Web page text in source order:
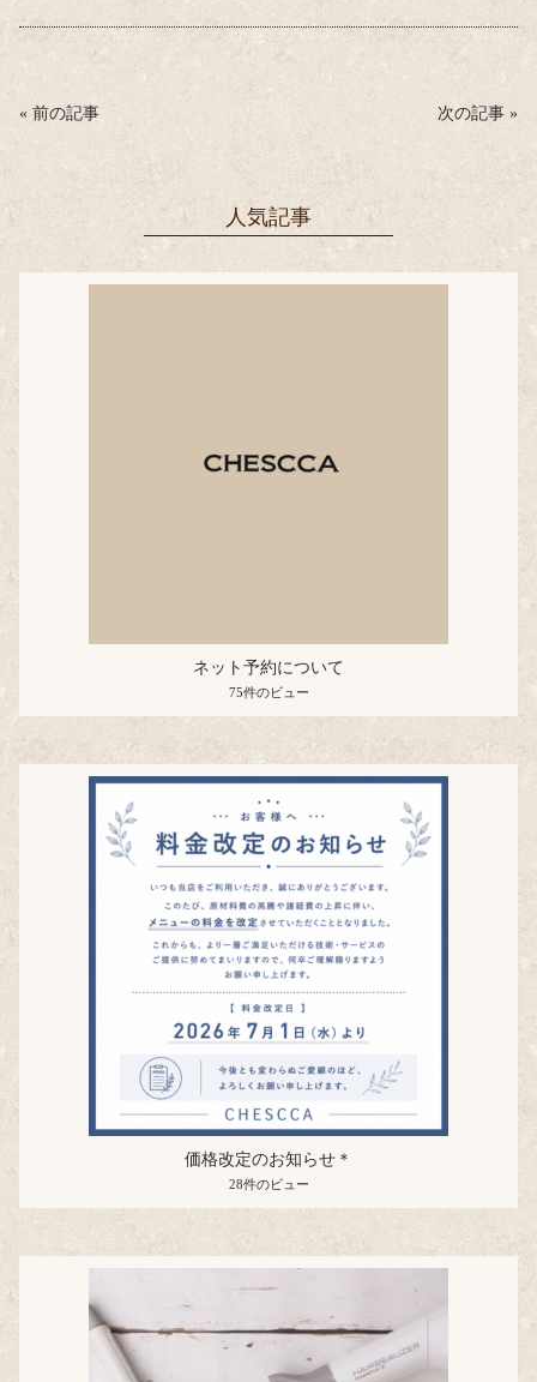
bo tte
ail
« 前の記事 次の記事 »
人気記事
ネット予約について
75件のビュー
価格改定のお知らせ＊
28件のビュー